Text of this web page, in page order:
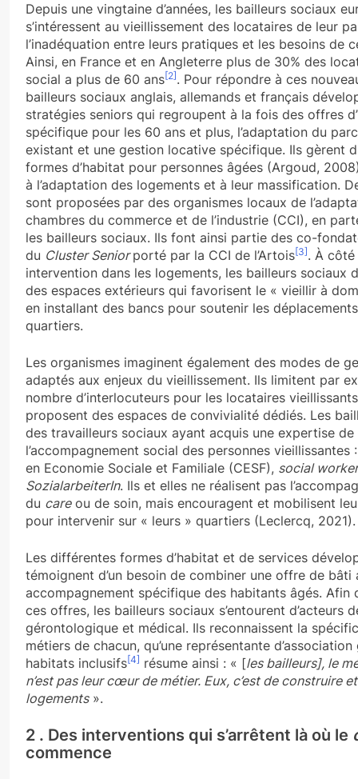
Depuis une vingtaine d’années, les bailleurs sociaux
s’intéressent au vieillissement des locataires de leur
l’inadéquation entre leurs pratiques et les besoins de
Ainsi, en France et en Angleterre plus de 30% des
social a plus de 60 ans[2] . Pour répondre à ces
bailleurs sociaux anglais, allemands et français
stratégies seniors qui regroupent à la fois des offres
spécifique pour les 60 ans et plus, l’adaptation du
existant et une gestion locative spécifique. Ils gèrent
formes d’habitat pour personnes âgées (Argoud,
à l’adaptation des logements et à leur massification.
sont proposées par des organismes locaux de
chambres du commerce et de l’industrie (CCI), en
les bailleurs sociaux. Ils font ainsi partie des co-
du Cluster Seniorporté par la CCI de l’Artois[3] . À
intervention dans les logements, les bailleurs sociaux
des espaces extérieurs qui favorisent le « vieillir à
en installant des bancs pour soutenir les
quartiers.
Les organismes imaginent également des modes de
adaptés aux enjeux du vieillissement. Ils limitent par
nombre d’interlocuteurs pour les locataires
proposent des espaces de convivialité dédiés. Les
des travailleurs sociaux ayant acquis une expertise de
l’accompagnement social des personnes vieillissantes
en Economie Sociale et Familiale (CESF), social
SozialarbeiterIn. Ils et elles ne réalisent pas
du careou de soin, mais encouragent et mobilisent
pour intervenir sur « leurs » quartiers (Leclercq,
Les différentes formes d’habitat et de services
témoignent d’un besoin de combiner une offre de bâti
accompagnement spécifique des habitants âgés. Afin
ces offres, les bailleurs sociaux s’entourent d’acteurs
gérontologique et médical. Ils reconnaissent la
métiers de chacun, qu’une représentante
habitats inclusifs[4] résume ainsi : « [les bailleurs], le
n’est pas leur cœur de métier. Eux, c’est de construire
logements».
2 . Des interventions qui s’arrêtent là où le
commence